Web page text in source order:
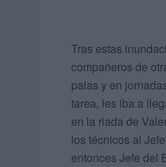
Tras estas
compañeros de
palas y en
tarea, les iba a
en la riada de
los técnicos al
entonces Jefe del